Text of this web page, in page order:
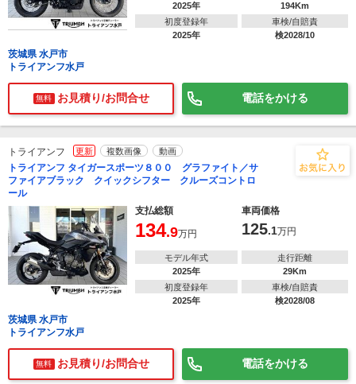
2025年
194Km
初度登録年
2025年
車検/自賠責
検2028/10
茨城県 水戸市
トライアンフ水戸
無料 お見積り/お問合せ 電話をかける
トライアンフ 更新 複数画像 動画
トライアンフ タイガースポーツ８００ グラファイト／サ
ファイアブラック クイックシフター クルーズコントロ
ール
支払総額
車両価格
134.9万円 125.1万円
モデル年式
2025年
走行距離
29Km
初度登録年
2025年
車検/自賠責
検2028/08
茨城県 水戸市
トライアンフ水戸
無料 お見積り/お問合せ 電話をかける